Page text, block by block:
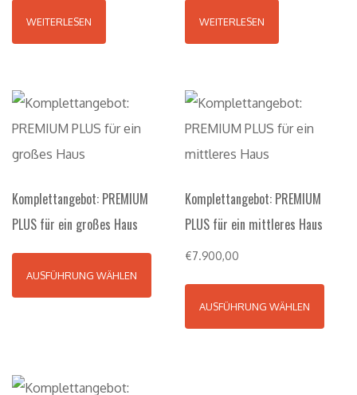
WEITERLESEN WEITERLESEN
Komplettangebot: PREMIUM
PLUS für ein großes Haus
AUSFÜHRUNG WÄHLEN
Komplettangebot: PREMIUM
PLUS für ein mittleres Haus
€7.900,00
AUSFÜHRUNG WÄHLEN